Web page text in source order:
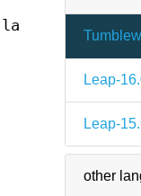
Leap-
Leap-
other
la